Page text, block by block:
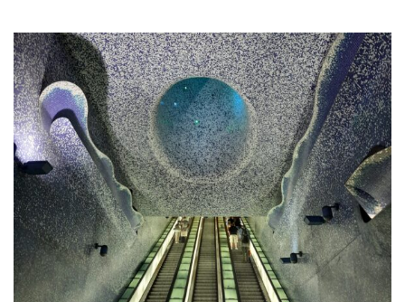
sposób
na
Neapol
cz.
3